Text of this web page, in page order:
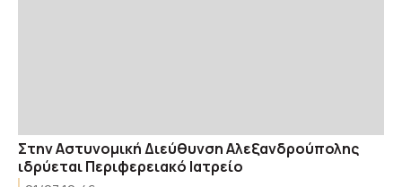
Στην Αστυνομική Διεύθυνση Αλεξανδρούπολης
ιδρύεται Περιφερειακό Ιατρείο